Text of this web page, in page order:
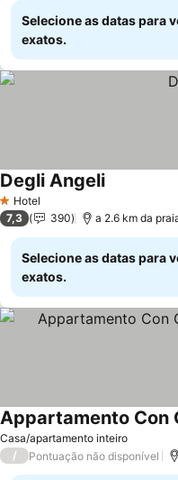
Selecione as datas para
exatos.
1 Estrelas
Hotel
Degli AngeliVer preços
7,3 390 a 2.6 km da
Selecione as datas para
exatos.
Casa/apartamento inteiro
Ver preços
/ Pontuação não disponível